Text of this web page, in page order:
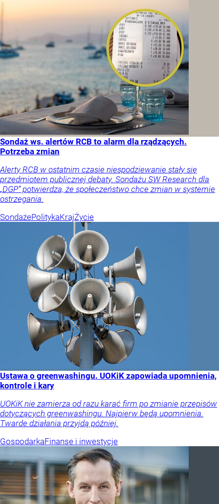
Sondaż ws. alertów RCB to alarm dla rządzących.
Potrzeba zmian
Alerty RCB w ostatnim czasie niespodziewanie stały się
przedmiotem publicznej debaty. Sondażu SW Research dla
„DGP” potwierdza, że społeczeństwo chce zmian w systemie
ostrzegania.
SondażePolitykaKrajŻycie
Ustawa o greenwashingu. UOKiK zapowiada upomnienia,
kontrole i kary
UOKiK nie zamierza od razu karać firm po zmianie przepisów
dotyczących greenwashingu. Najpierw będą upomnienia.
Twarde działania przyjdą później.
GospodarkaFinanse i inwestycje